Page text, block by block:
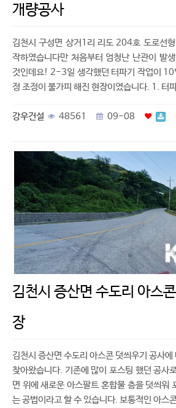
개량공사
김천시 구성면 상거1리 리도 204호 도로선
작하였습니다만 처음부터 엄청난 난관이 발
것인데요! 2-3일 생각했던 터파기 작업이 10
정 조정이 불가피 해진 현장이였습니다. 1. 터
강우건설 48561 09-08
김천시 증산면 수도리 아스
장
김천시 증산면 수도리 아스콘 덧씌우기 공사
찾아왔습니다. 기존에 많이 포스팅 했던 공사
면 위에 새로운 아스팔트 혼합물 층을 덧씌워
는 공법이라고 할 수 있습니다. 보통적인 아스